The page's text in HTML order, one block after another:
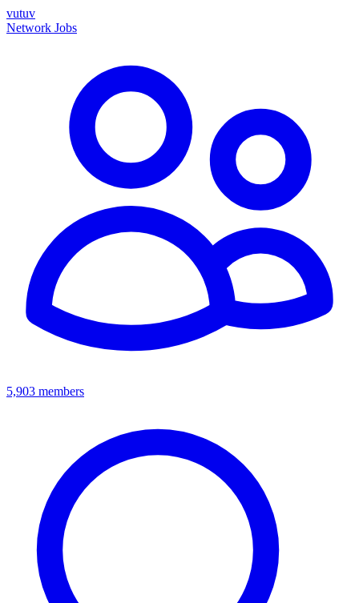
vutuv
Network Jobs
5,903 members